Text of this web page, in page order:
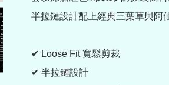
半拉鏈設計配上經典三葉草與阿
✔ Loose Fit 寬鬆剪裁
✔ 半拉鏈設計